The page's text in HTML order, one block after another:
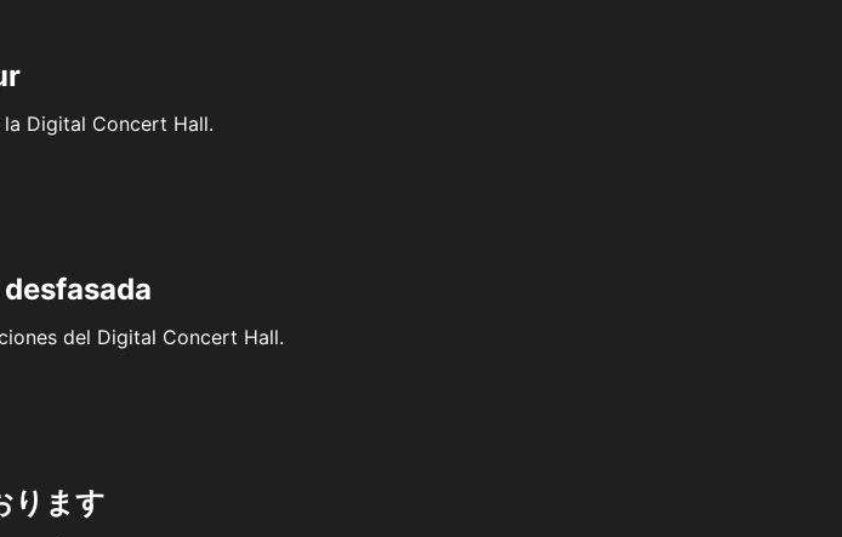
Digital Concert Hall.
del Digital Concert Hall.
ります